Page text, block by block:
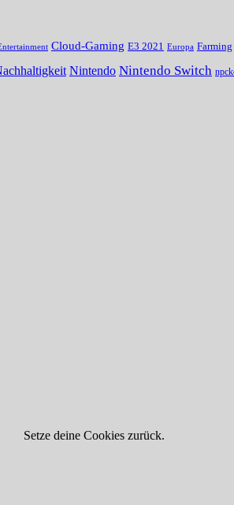
Cloud-Gaming E3 2021 Europa Farming
Nintendo Nintendo Switch
Setze deine Cookies zurück.